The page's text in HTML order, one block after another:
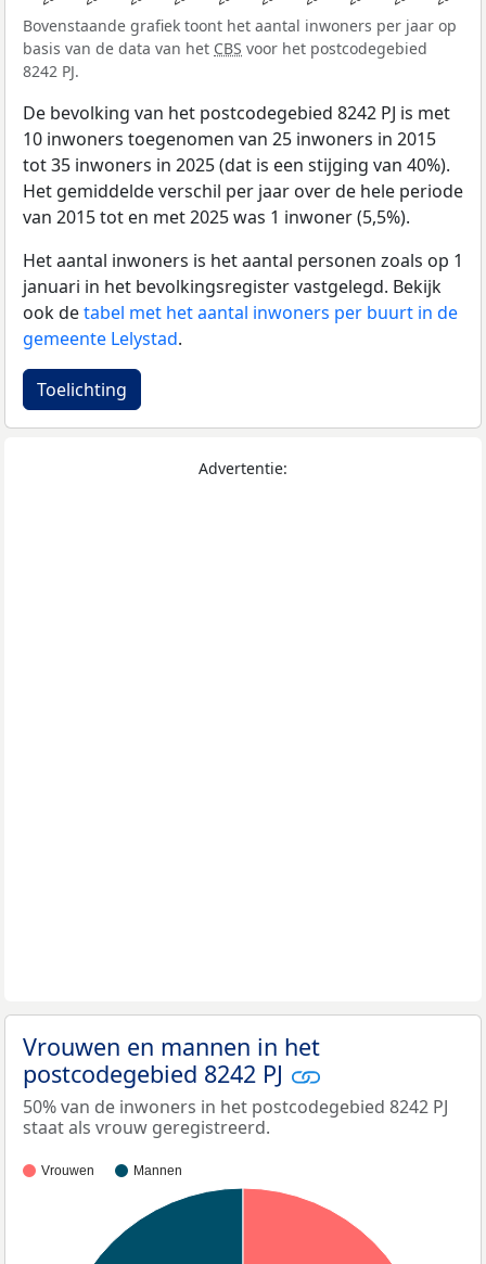
Bovenstaande grafiek toont het aantal inwoners per jaar op
basis van de data van het CBS voor het postcodegebied
8242 PJ.
De bevolking van het postcodegebied 8242 PJ is met
10 inwoners toegenomen van 25 inwoners in 2015
tot 35 inwoners in 2025 (dat is een stijging van 40%).
Het gemiddelde verschil per jaar over de hele periode
van 2015 tot en met 2025 was 1 inwoner (5,5%).
Het aantal inwoners is het aantal personen zoals op 1
januari in het bevolkingsregister vastgelegd. Bekijk
ook detabel met het aantal inwoners per buurt in de
gemeente Lelystad.
Toelichting
Advertentie:
Vrouwen en mannen in het
postcodegebied 8242 PJ
50% van de inwoners in het postcodegebied 8242 PJ
staat als vrouw geregistreerd.
Vrouwen Mannen